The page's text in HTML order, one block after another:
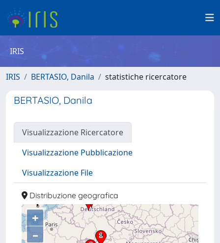
IRIS
IRIS BERTASIO, Danila statistiche ricercatore
BERTASIO, Danila
Visualizzazione Ricercatore
Visualizzazione Pubblicazione
Visualizzazione File
Distribuzione geografica
+
–